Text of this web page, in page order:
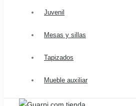
Juvenil
Mesas y sillas
Tapizados
Mueble auxiliar